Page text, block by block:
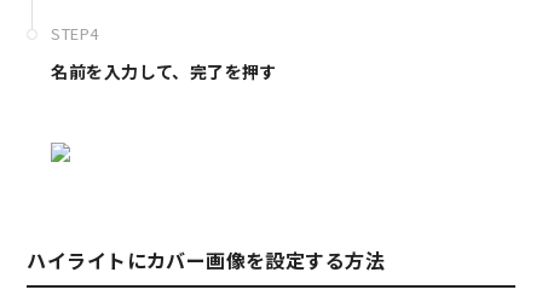
STEP4
名前を入力して、完了を押す
ハイライトにカバー画像を設定する方法